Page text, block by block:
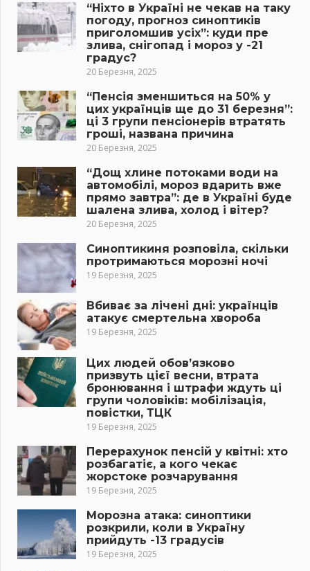
“Ніхто в Україні не чекав на таку
погоду, прогноз синоптиків
приголомшив усіх”: куди пре
злива, снігопад і мороз у -21
градус?
20 Березня, 2025
“Пенсія зменшиться на 50% у
цих українців ще до 31 березня”:
ці 3 групи пенсіонерів втратять
гроші, названа причина
20 Березня, 2025
“Дощ хлине потоками води на
автомобілі, мороз вдарить вже
прямо завтра”: де в Україні буде
шалена злива, холод і вітер?
20 Березня, 2025
Синоптикиня розповіла, скільки
протримаються морозні ночі
19 Березня, 2025
Вбиває за лічені дні: українців
атакує смертельна хвороба
19 Березня, 2025
Цих людей обов’язково
призвуть цієї весни, втрата
бронювання і штрафи ждуть ці
групи чоловіків: мобілізація,
повістки, ТЦК
19 Березня, 2025
Перерахунок пенсій у квітні: хто
розбагатіє, а кого чекає
жорстоке розчарування
19 Березня, 2025
Морозна атака: синоптики
розкрили, коли в Україну
прийдуть -13 градусів
19 Березня, 2025